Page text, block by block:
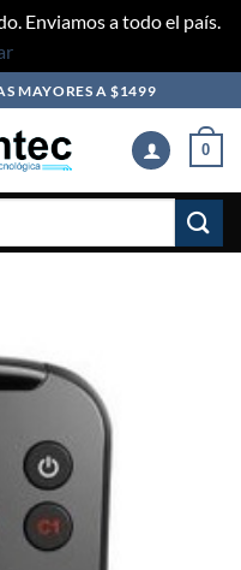
Enviamos a todo el país.
MAYORES A $1499
0